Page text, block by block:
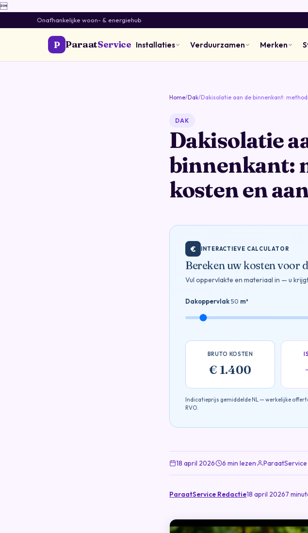

Onafhankelijke woon- & energiehub
P ParaatService Installaties Verduurzamen Merken
Home/Dak/Dakisolatie aan de binnenkant:
DAK
Dakisolatie
binnenkant:
kosten en
€ INTERACTIEVE CALCULATOR
Bereken uw kosten voor
Vul oppervlakte en materiaal in — u
Dakoppervlak50 m²
BRUTO KOSTEN
€ 1.400
Indicatieprijs gemiddelde NL — werkelijke
RVO.
18 april 2026· 6 min lezen·
ParaatService Redactie18 april 20267